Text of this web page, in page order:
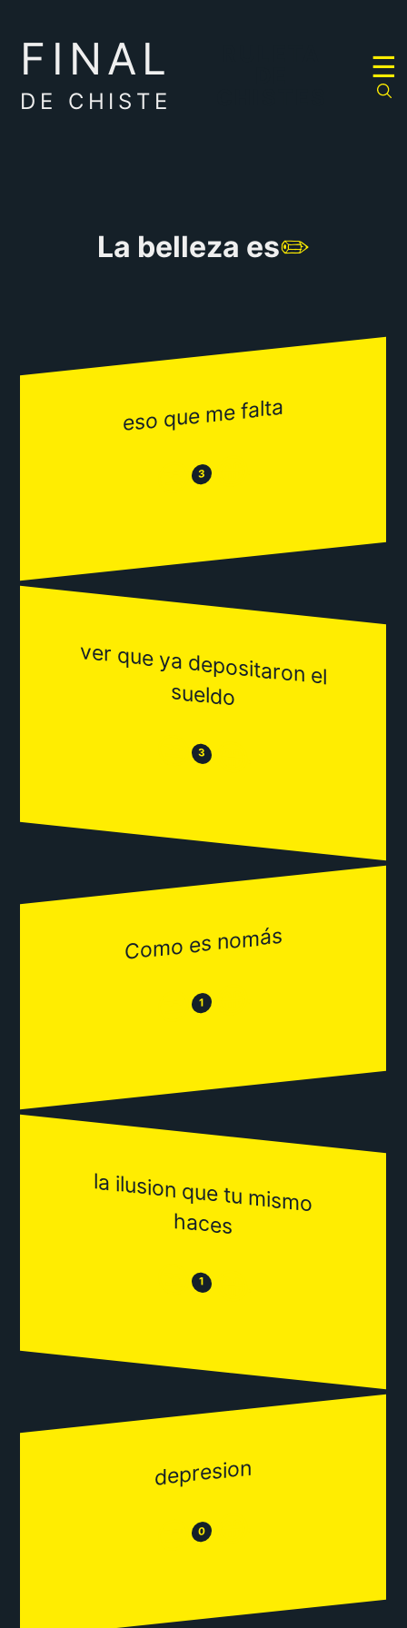
FINAL
DE CHISTE
☰
La belleza es✏️
eso que me falta
😒 3 😂
ver que ya depositaron el
sueldo
😒 3 😂
Como es nomás
😒 1 😂
la ilusion que tu m
ism
o
haces
😒 1 😂
depresion
😒 0 😂